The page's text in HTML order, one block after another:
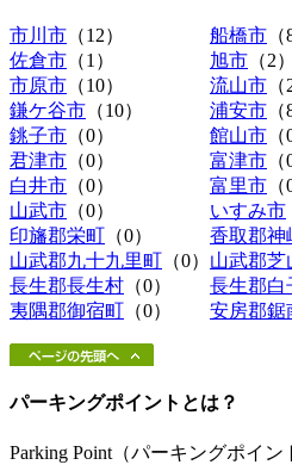
市川市 （12） 船橋市
佐倉市 （1） 旭市 （2）
市原市 （10） 流山市 （
鎌ケ谷市 （10） 浦安市 （
銚子市 （0） 館山市 （
君津市 （0） 富津市 （
白井市 （0） 富里市 （
山武市 （0） いすみ市
印旛郡栄町 （0） 香取郡神
山武郡九十九里町 （0） 山武郡芝
長生郡長生村 （0） 長生郡白
夷隅郡御宿町 （0） 安房郡鋸
パーキングポイントとは？
Parking Point（パーキングポイ